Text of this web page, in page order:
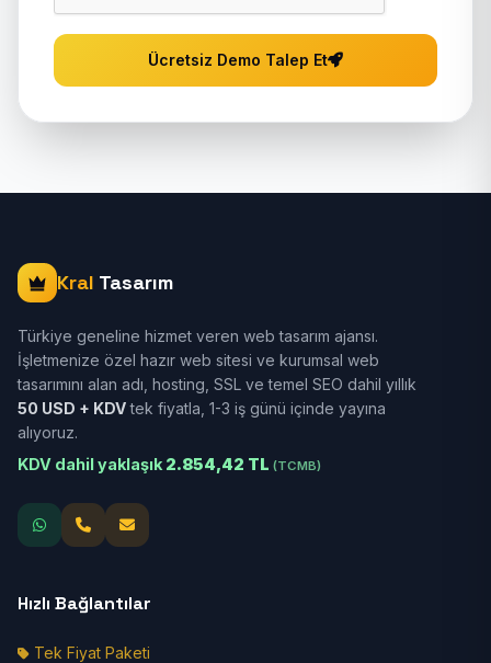
Ücretsiz Demo Talep Et
Kral Tasarım
Türkiye geneline hizmet veren web tasarım ajansı.
İşletmenize özel hazır web sitesi ve kurumsal web
tasarımını alan adı, hosting, SSL ve temel SEO dahil yıllık
50 USD + KDVtek fiyatla, 1-3 iş günü içinde yayına
alıyoruz.
KDV dahil yaklaşık 2.854,42 TL (TCMB)
Hızlı Bağlantılar
Tek Fiyat Paketi